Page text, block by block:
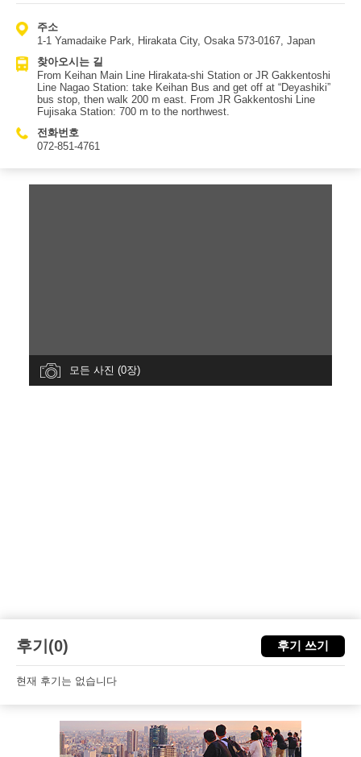
주소
1-1 Yamadaike Park, Hirakata City, Osaka 573-0167, Japan
찾아오시는 길
From Keihan Main Line Hirakata-shi Station or JR Gakkentoshi
Line Nagao Station: take Keihan Bus and get off at “Deyashiki”
bus stop, then walk 200 m east. From JR Gakkentoshi Line
Fujisaka Station: 700 m to the northwest.
전화번호
072-851-4761
모든 사진 (0장)
후기(0) 후기 쓰기
현재 후기는 없습니다